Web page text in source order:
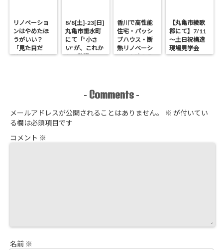
リノベーショ
ンはやめたほ
うがいい？
「見た目だ
け」のリノベ
8/8[土]-23[日]
丸亀市垂水町
にて「”小さ
い”が、これか
らの贅沢。」
香川で高性能
住宅・パッシ
ブハウス・断
熱リノベーシ
ョンを叶える
住まいの選択
【丸亀市綾歌
郡にて】7/11
～土日祝構造
現場見学会
- Comments -
メールアドレスが公開されることはありません。 ※ が付いてい
る欄は必須項目です
コメント ※
名前 ※